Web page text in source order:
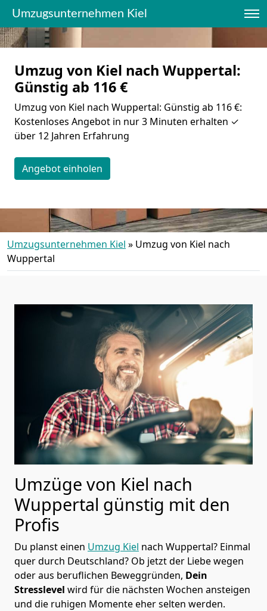
Umzugsunternehmen Kiel
Umzug von Kiel nach Wuppertal:
Günstig ab 116 €
Umzug von Kiel nach Wuppertal: Günstig ab 116 €:
Kostenloses Angebot in nur 3 Minuten erhalten ✓
über 12 Jahren Erfahrung
Angebot einholen
Umzugsunternehmen Kiel » Umzug von Kiel nach
Wuppertal
Umzüge von Kiel nach
Wuppertal günstig mit den
Profis
Du planst einen Umzug Kiel nach Wuppertal? Einmal
quer durch Deutschland? Ob jetzt der Liebe wegen
oder aus beruflichen Beweggründen, Dein
Stresslevel wird für die nächsten Wochen ansteigen
und die ruhigen Momente eher selten werden.